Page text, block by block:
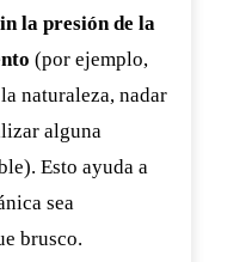
la presión de la
(por ejemplo,
naturaleza, nadar
alguna
Esto ayuda a
sea
brusco.